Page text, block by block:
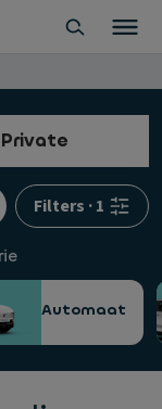
Private
Filters ·1
Automaat